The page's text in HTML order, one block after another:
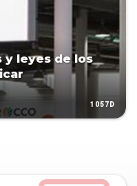
y leyes de los
1057D